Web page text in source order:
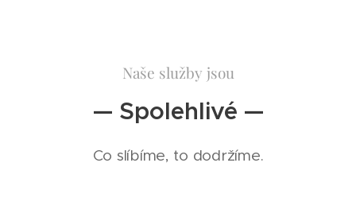
Naše služby jsou
— Spolehlivé —
Co slíbíme, to dodržíme.